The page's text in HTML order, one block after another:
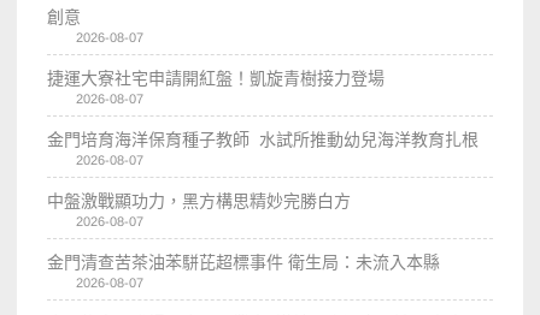
創意
2026-08-07
捷運大寮社宅申請開紅盤！凱旋青樹接力登場
2026-08-07
金門培育海洋保育種子教師 水試所推動幼兒海洋教育扎根
2026-08-07
中盤激戰顯功力，黑方構思精妙完勝白方
2026-08-07
金門清查苦茶油苯駢芘超標事件 衛生局：未流入本縣
2026-08-07